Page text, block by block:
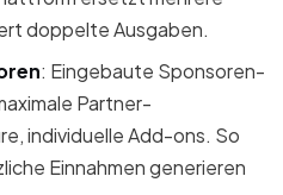
doppelte Ausgaben.
: Eingebaute Sponsoren-
Partner-
individuelle Add-ons. So
Einnahmen generieren